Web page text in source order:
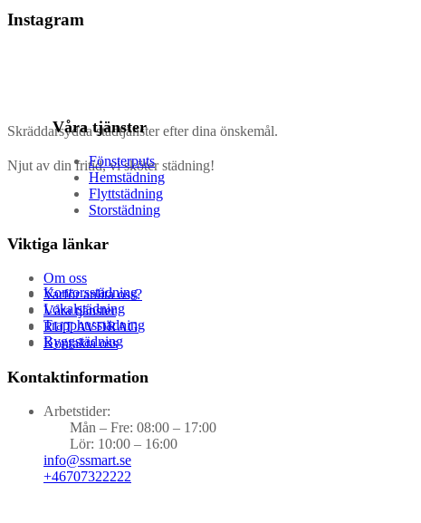
Instagram
Skräddarsydda städtjänster efter dina önskemål.
Njut av din fritid, vi sköter städning!
Våra tjänster
Fönsterputs
Hemstädning
Flyttstädning
Storstädning
Kontorsstädning
Lokalstädning
Trapphusstädning
Byggstädning
Viktiga länkar
Om oss
Varför anlita oss?
Våra tjänster
RUT AVDRAG
Kontakta oss
Kontaktinformation
Arbetstider:
Mån – Fre: 08:00 – 17:00
Lör: 10:00 – 16:00
info@ssmart.se
+46707322222